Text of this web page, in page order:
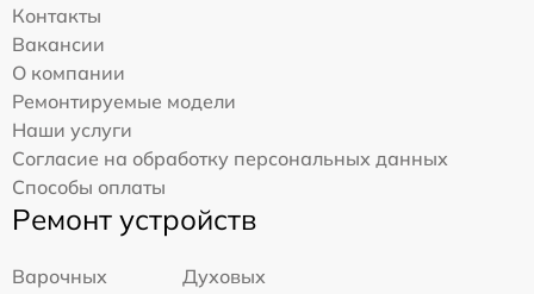
Контакты
Вакансии
О компании
Ремонтируемые модели
Наши услуги
Согласие на обработку персональных данных
Способы оплаты
Ремонт устройств
Варочных
Духовых